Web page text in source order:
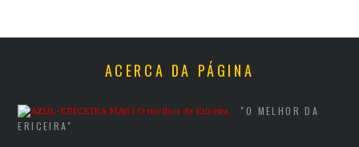
ACERCA DA PÁGINA
"O MELHOR DA
ERICEIRA"